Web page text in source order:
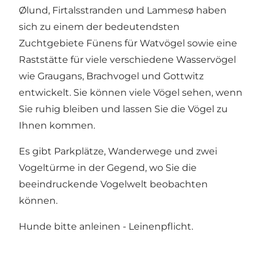
Ølund, Firtalsstranden und Lammesø haben
sich zu einem der bedeutendsten
Zuchtgebiete Fünens für Watvögel sowie eine
Raststätte für viele verschiedene Wasservögel
wie Graugans, Brachvogel und Gottwitz
entwickelt. Sie können viele Vögel sehen, wenn
Sie ruhig bleiben und lassen Sie die Vögel zu
Ihnen kommen.
Es gibt Parkplätze, Wanderwege und zwei
Vogeltürme in der Gegend, wo Sie die
beeindruckende Vogelwelt beobachten
können.
Hunde bitte anleinen - Leinenpflicht.